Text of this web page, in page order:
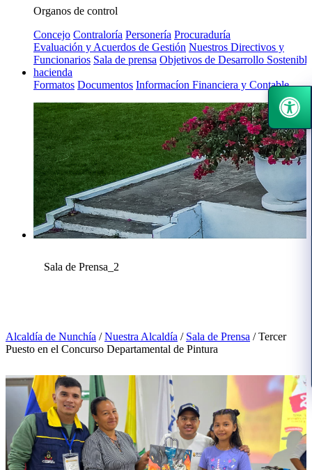
Organos de control
Concejo Contraloría Personería Procuraduría
Evaluación y Acuerdos de Gestión Nuestros Directivos y
Funcionarios Sala de prensa Objetivos de Desarrollo Sostenible
hacienda
Formatos Documentos Informacíon Financiera y Contable
Sala de Prensa_2
Alcaldía de Nunchía /Nuestra Alcaldía / Sala de Prensa /Tercer
Puesto en el Concurso Departamental de Pintura